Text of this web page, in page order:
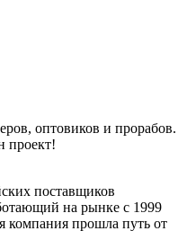
оптовиков и прорабов.
проект!
поставщиков
на рынке с 1999
компания прошла путь от